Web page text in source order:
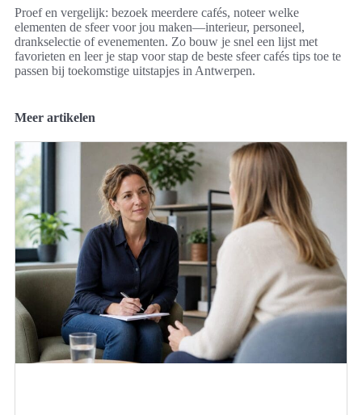
Proef en vergelijk: bezoek meerdere cafés, noteer welke
elementen de sfeer voor jou maken—interieur, personeel,
drankselectie of evenementen. Zo bouw je snel een lijst met
favorieten en leer je stap voor stap de beste sfeer cafés tips toe te
passen bij toekomstige uitstapjes in Antwerpen.
Meer artikelen